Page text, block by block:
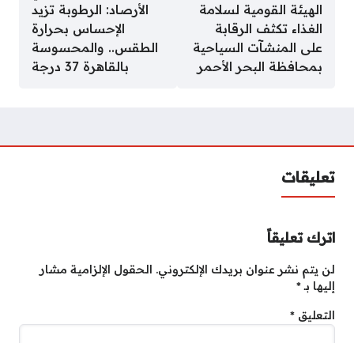
الهيئة القومية لسلامة
الغذاء تكثف الرقابة
على المنشآت السياحية
بمحافظة البحر الأحمر
الأرصاد: الرطوبة تزيد
الإحساس بحرارة
الطقس.. والمحسوسة
بالقاهرة 37 درجة
تعليقات
اترك تعليقاً
لن يتم نشر عنوان بريدك الإلكتروني. الحقول الإلزامية مشار
إليها بـ*
التعليق *